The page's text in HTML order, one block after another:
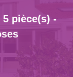
5 pièce(s) -